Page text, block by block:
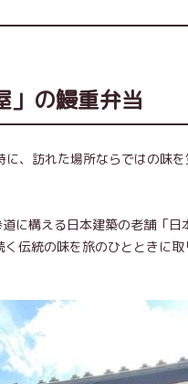
」の鰻重弁当
、訪れた場所ならではの味
に構える日本建築の老舗「
伝統の味を旅のひとときに取